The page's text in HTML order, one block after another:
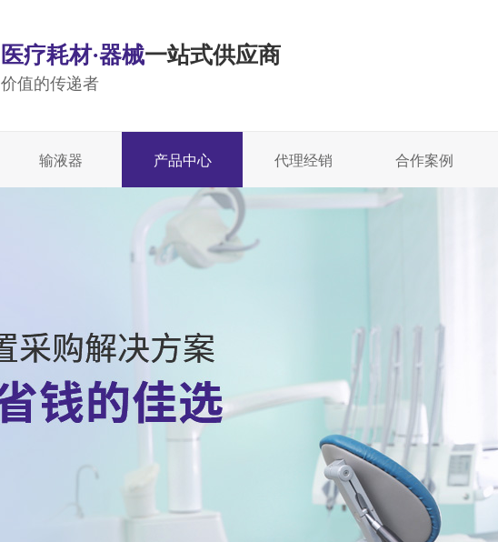
医疗耗材·器械一站式供应商
价值的传递者
输液器 产品中心 代理经销 合作案例